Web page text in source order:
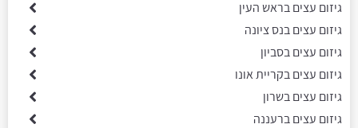
גיזום עצים בראש העין
גיזום עצים בנס ציונה
גיזום עצים בסביון
גיזום עצים בקריית אונו
גיזום עצים בשרון
גיזום עצים ברעננה